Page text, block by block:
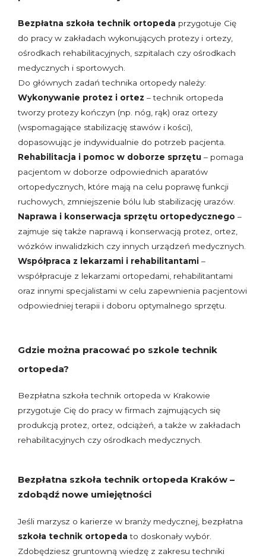
Bezpłatna szkoła technik ortopeda przygotuje Cię
do pracy w zakładach wykonujących protezy i ortezy,
ośrodkach rehabilitacyjnych, szpitalach czy ośrodkach
medycznych i sportowych.
Do głównych zadań technika ortopedy należy:
Wykonywanie protez i ortez – technik ortopeda
tworzy protezy kończyn (np. nóg, rąk) oraz ortezy
(wspomagające stabilizację stawów i kości),
dopasowując je indywidualnie do potrzeb pacjenta.
Rehabilitacja i pomoc w doborze sprzętu – pomaga
pacjentom w doborze odpowiednich aparatów
ortopedycznych, które mają na celu poprawę funkcji
ruchowych, zmniejszenie bólu lub stabilizację urazów.
Naprawa i konserwacja sprzętu ortopedycznego –
zajmuje się także naprawą i konserwacją protez, ortez,
wózków inwalidzkich czy innych urządzeń medycznych.
Współpraca z lekarzami i rehabilitantami –
współpracuje z lekarzami ortopedami, rehabilitantami
oraz innymi specjalistami w celu zapewnienia pacjentowi
odpowiedniej terapii i doboru optymalnego sprzętu.
Gdzie można pracować po szkole technik
ortopeda?
Bezpłatna szkoła technik ortopeda w Krakowie
przygotuje Cię do pracy w firmach zajmujących się
produkcją protez, ortez, odciążeń, a także w zakładach
rehabilitacyjnych czy ośrodkach medycznych.
Bezpłatna szkoła technik ortopeda Kraków –
zdobądź nowe umiejętności
Jeśli marzysz o karierze w branży medycznej, bezpłatna
szkoła technik ortopedato doskonały wybór.
Zdobędziesz gruntowną wiedzę z zakresu techniki